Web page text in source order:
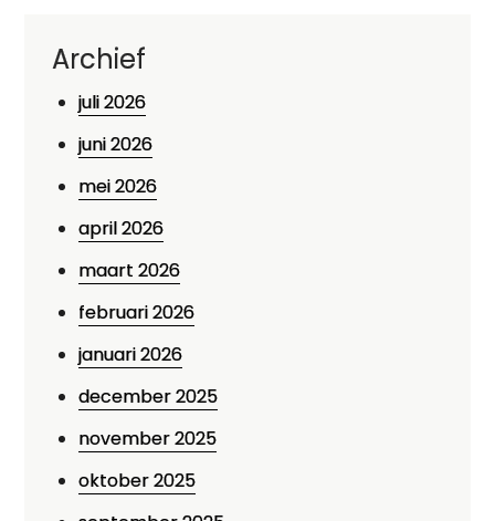
Archief
juli 2026
juni 2026
mei 2026
april 2026
maart 2026
februari 2026
januari 2026
december 2025
november 2025
oktober 2025